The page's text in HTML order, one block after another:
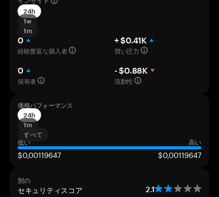
24h
1w
1m
0
経験豊富な購入者
+ $0.41K
買い圧力
0
保有者
- $0.88K
流動性
価格パフォーマンス
24h
1m
すべて
低い
高い
$0,00119647 $0,00119647
別の
セキュリティスコア 2.1